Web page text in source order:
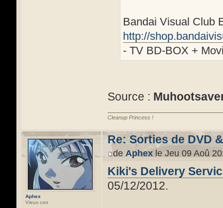
Bandai Visual Club
http://
- TV BD-BOX +
Source :
Cleanup Princess !
Aphex
Vieux con
Re: Sorties de DVD
de Aphex le Jeu 09 Aoû
Kiki's Delivery
05/12/2012.